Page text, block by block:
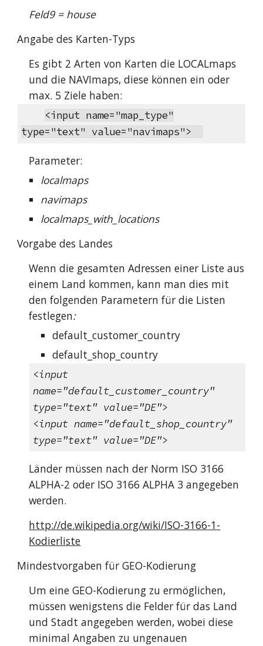
Feld9 = house
Angabe des Karten-Typs
Es gibt 2 Arten von Karten die LOCALmaps
und die NAVImaps, diese können ein oder
max. 5 Ziele haben:
<input name="map_type"
type="text" value="navimaps">
Parameter:
localmaps
navimaps
localmaps_with_locations
Vorgabe des Landes
Wenn die gesamten Adressen einer Liste aus
einem Land kommen, kann man dies mit
den folgenden Parametern für die Listen
festlegen:
default_customer_country
default_shop_country
<input
name="default_customer_country"
type="text" value="DE">
<input name="default_shop_country"
type="text" value="DE">
Länder müssen nach der Norm ISO 3166
ALPHA-2 oder ISO 3166 ALPHA 3 angegeben
werden.
http://de.wikipedia.org/wiki/ISO-3166-1-
Kodierliste
Mindestvorgaben für GEO-Kodierung
Um eine GEO-Kodierung zu ermöglichen,
müssen wenigstens die Felder für das Land
und Stadt angegeben werden, wobei diese
minimal Angaben zu ungenauen